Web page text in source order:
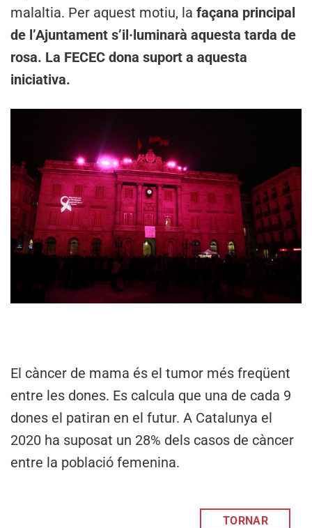
malaltia. Per aquest motiu, la façana principal
de l’Ajuntament s’il·luminarà aquesta tarda de
rosa. La FECEC dona suport a aquesta
iniciativa.
El càncer de mama és el tumor més freqüent
entre les dones. Es calcula que una de cada 9
dones el patiran en el futur. A Catalunya el
2020 ha suposat un 28% dels casos de càncer
entre la població femenina.
TORNAR